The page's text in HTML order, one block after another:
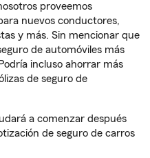
proveemos
nuevos conductores,
y más. Sin mencionar que
de automóviles más
incluso ahorrar más
de seguro de
a comenzar después
de seguro de carros